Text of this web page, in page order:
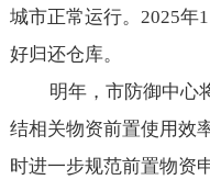
城市正常运行。2025年
好归还仓库。
明年，市防御中心将
结相关物资前置使用效
时进一步规范前置物资